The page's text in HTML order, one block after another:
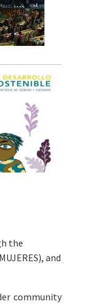
the
and
community